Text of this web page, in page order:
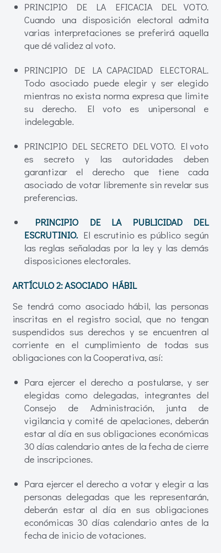
PRINCIPIO DE LA EFICACIA DEL VOTO.
Cuando una disposición electoral admita
varias interpretaciones se preferirá aquella
que dé validez al voto.
PRINCIPIO DE LA CAPACIDAD ELECTORAL.
Todo asociado puede elegir y ser elegido
mientras no exista norma expresa que limite
su derecho. El voto es unipersonal e
indelegable.
PRINCIPIO DEL SECRETO DEL VOTO. El voto
es secreto y las autoridades deben
garantizar el derecho que tiene cada
asociado de votar libremente sin revelar sus
preferencias.
PRINCIPIO DE LA PUBLICIDAD DEL
ESCRUTINIO. El escrutinio es público según
las reglas señaladas por la ley y las demás
disposiciones electorales.
ARTÍCULO 2: ASOCIADO HÁBIL
Se tendrá como asociado hábil, las personas
inscritas en el registro social, que no tengan
suspendidos sus derechos y se encuentren al
corriente en el cumplimiento de todas sus
obligaciones con la Cooperativa, así:
Para ejercer el derecho a postularse, y ser
elegidas como delegadas, integrantes del
Consejo de Administración, junta de
vigilancia y comité de apelaciones, deberán
estar al día en sus obligaciones económicas
30 días calendario antes de la fecha de cierre
de inscripciones.
Para ejercer el derecho a votar y elegir a las
personas delegadas que les representarán,
deberán estar al día en sus obligaciones
económicas 30 días calendario antes de la
fecha de inicio de votaciones.